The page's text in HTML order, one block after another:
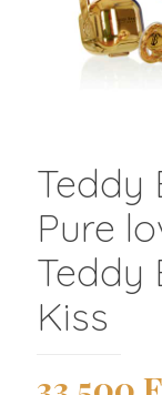
Teddy
Pure
Teddy
Kiss